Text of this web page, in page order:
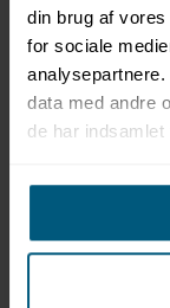
din brug af
for sociale
data med andre
de har
Model: